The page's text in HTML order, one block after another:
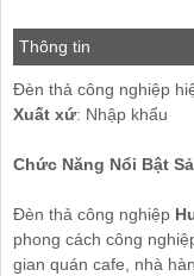
Thông tin
Đèn thả công nghiệp
Xuất xứ: Nhập khẩu
Chức Năng Nổi Bật
Đèn thả công nghiệp
phong cách công
gian quán cafe, nhà